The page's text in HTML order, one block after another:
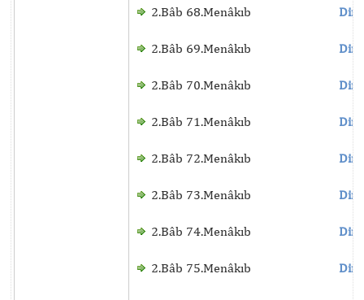
2.Bâb 68.Menâkıb
2.Bâb 69.Menâkıb
2.Bâb 70.Menâkıb
2.Bâb 71.Menâkıb
2.Bâb 72.Menâkıb
2.Bâb 73.Menâkıb
2.Bâb 74.Menâkıb
2.Bâb 75.Menâkıb